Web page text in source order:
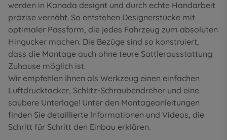
werden in Kanada designt und durch echte Handarbeit
präzise vernäht. So entstehen Designerstücke mit
optimaler Passform, die jedes Fahrzeug zum absoluten
Hingucker machen. Die Bezüge sind so konstruiert,
dass die Montage auch ohne teure Sattlerausstattung
Zuhause möglich ist.
Wir empfehlen Ihnen als Werkzeug einen einfachen
Luftdrucktacker, Schlitz-Schraubendreher und eine
saubere Unterlage! Unter den Montageanleitungen
finden Sie detaillierte Informationen und Videos, die
Schritt für Schritt den Einbau erklären.